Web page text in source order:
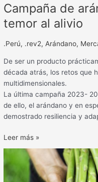
Campaña de
temor al alivio
.Perú, .rev2, Arándano,
De ser un producto
década atrás, los retos que
multidimensionales.
La última campaña 2023-
de ello, el arándano y en
demostrado resiliencia y
Leer más »
espárrago
aprovecha